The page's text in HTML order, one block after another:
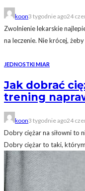
koon3 tygodnie ago24
Zwolnienie lekarskie
na leczenie. Nie krócej,
JEDNOSTKI MIAR
Jak dobrać
trening
koon3 tygodnie ago24
Dobry ciężar na siłowni to
Dobry ciężar to taki,